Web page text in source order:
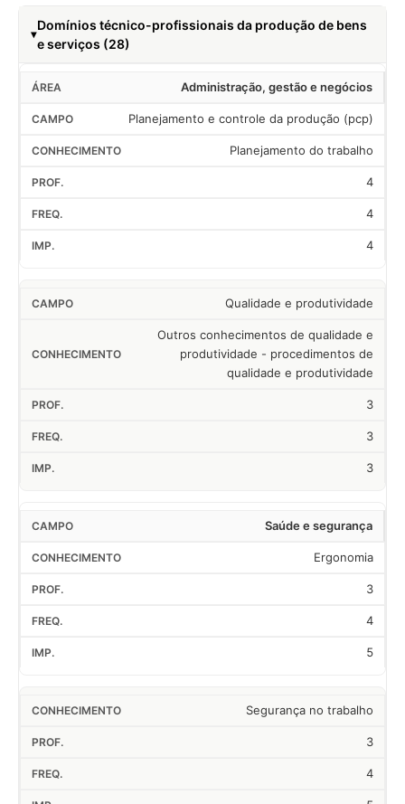
Domínios técnico-profissionais da produção de bens
e serviços (28)
Administração, gestão e negócios
Planejamento e controle da produção (pcp)
Planejamento do trabalho
4
4
4
Qualidade e produtividade
Outros conhecimentos de qualidade e
produtividade - procedimentos de
qualidade e produtividade
3
3
3
Saúde e segurança
Ergonomia
3
4
5
Segurança no trabalho
3
4